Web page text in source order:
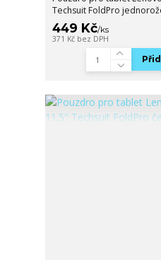
Techsuit FoldPro
449 Kč/ks
371 Kč bez DPH